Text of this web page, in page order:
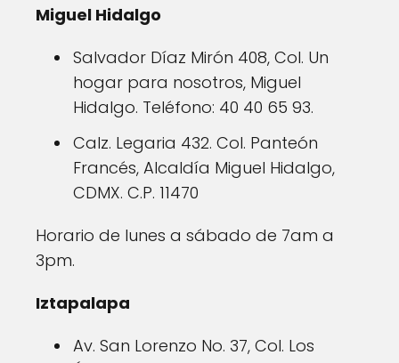
Miguel Hidalgo
Salvador Díaz Mirón 408, Col. Un
hogar para nosotros, Miguel
Hidalgo. Teléfono: 40 40 65 93.
Calz. Legaria 432. Col. Panteón
Francés, Alcaldía Miguel Hidalgo,
CDMX. C.P. 11470
Horario de lunes a sábado de 7am a
3pm.
Iztapalapa
Av. San Lorenzo No. 37, Col. Los